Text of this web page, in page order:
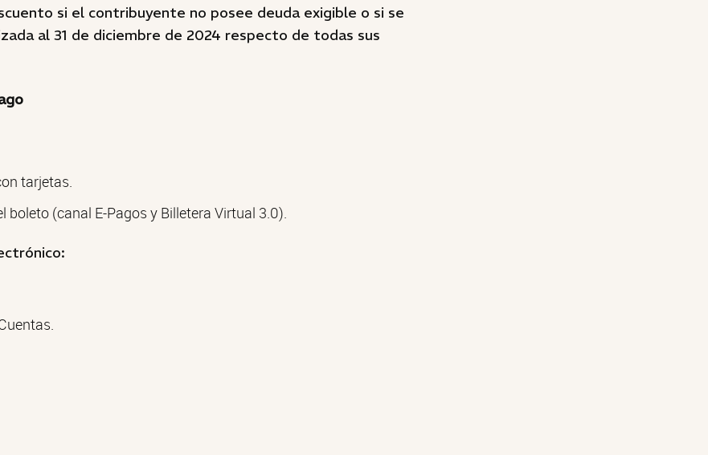
si el contribuyente no posee deuda exigible o si se
al 31 de diciembre de 2024 respecto de todas sus
tarjetas.
boleto (canal E-Pagos y Billetera Virtual 3.0).